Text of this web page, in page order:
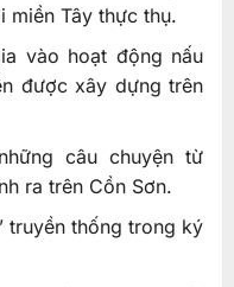
miền Tây thực thụ.
vào hoạt động nấu
được xây dựng trên
câu chuyện từ
ra trên Cồn Sơn.
truyền thống trong ký